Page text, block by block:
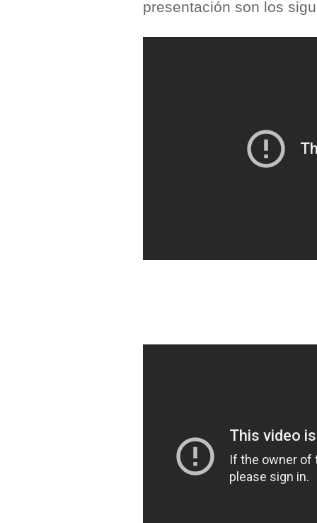
presentación son los